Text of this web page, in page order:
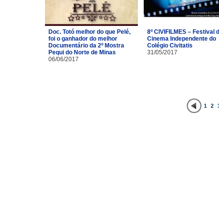
Doc. Totó melhor do que Pelé,
foi o ganhador do melhor
Documentário da 2º Mostra
Pequi do Norte de Minas
06/06/2017
8º CIVIFILMES – Festival
Cinema Independente do
Colégio Civitatis
31/05/2017
1 2